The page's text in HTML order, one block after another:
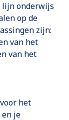
lijn onderwijs
op de
zijn:
van het
van het
het
je